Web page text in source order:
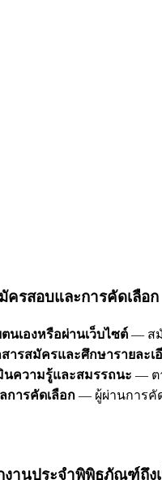
รสอบและการคัดเลือก
นเองหรือผ่านเว็บไซต์ — สมั
สารสมัครและศึกษารายละเ
นความรู้และสมรรถนะ — ต
การคัดเลือก — ผู้ผ่านการคั
านประจำพิพิธภัณฑ์ถึง